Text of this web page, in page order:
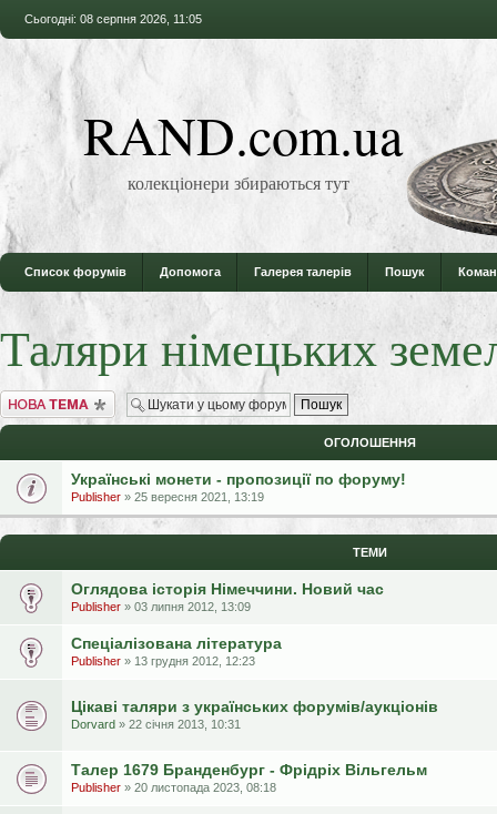
Сьогодні: 08 серпня 2026, 11:05
RAND.com.ua
колекціонери збираються тут
Список форумів Допомога Галерея талерів Пошук
Таляри німецьких
Створити нову тему
ОГОЛОШЕННЯ
Українські монети - пропозиції по форуму!
Publisher » 25 вересня 2021, 13:19
ТЕМИ
Оглядова історія Німеччини. Новий час
Publisher » 03 липня 2012, 13:09
Спеціалізована література
Publisher » 13 грудня 2012, 12:23
Цікаві таляри з українських форумів/аукціонів
Dorvard » 22 січня 2013, 10:31
Талер 1679 Бранденбург - Фрідріх Вільгельм
Publisher » 20 листопада 2023, 08:18